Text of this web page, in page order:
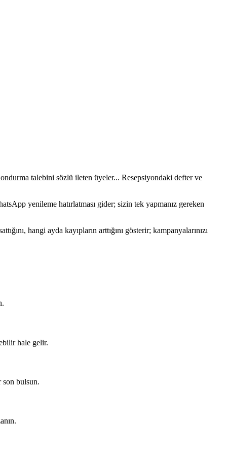
talebini sözlü ileten üyeler... Resepsiyondaki defter ve
yenileme hatırlatması gider; sizin tek yapmanız gereken
hangi ayda kayıpların arttığını gösterir; kampanyalarınızı
hale gelir.
son bulsun.